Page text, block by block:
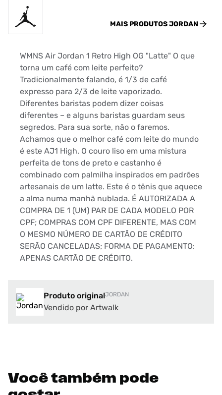
MAIS PRODUTOSJORDAN
WMNS Air Jordan 1 Retro High OG "Latte" O que
torna um café com leite perfeito?
Tradicionalmente falando, é 1/3 de café
expresso para 2/3 de leite vaporizado.
Diferentes baristas podem dizer coisas
diferentes – e alguns baristas guardam seus
segredos. Para sua sorte, não o faremos.
Achamos que o melhor café com leite do mundo
é este AJ1 High. O couro liso em uma mistura
perfeita de tons de preto e castanho é
combinado com palmilha inspirados em padrões
artesanais de um latte. Este é o tênis que aquece
a alma numa manhã nublada. É AUTORIZADA A
COMPRA DE 1 (UM) PAR DE CADA MODELO POR
CPF; COMPRAS COM CPF DIFERENTE, MAS COM
O MESMO NÚMERO DE CARTÃO DE CRÉDITO
SERÃO CANCELADAS; FORMA DE PAGAMENTO:
APENAS CARTÃO DE CRÉDITO.
Produto originalJORDAN
Vendido por Artwalk
Você também pode